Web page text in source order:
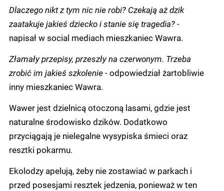
Dlaczego nikt z tym nic nie robi? Czekają aż dzik
zaatakuje jakieś dziecko i stanie się tragedia? -
napisał w social mediach mieszkaniec Wawra.
Złamały przepisy, przeszły na czerwonym. Trzeba
zrobić im jakieś szkolenie -odpowiedział żartobliwie
inny mieszkaniec Wawra.
Wawer jest dzielnicą otoczoną lasami, gdzie jest
naturalne środowisko dzików. Dodatkowo
przyciągają je nielegalne wysypiska śmieci oraz
resztki pokarmu.
Ekolodzy apelują, żeby nie zostawiać w parkach i
przed posesjami resztek jedzenia, ponieważ w ten